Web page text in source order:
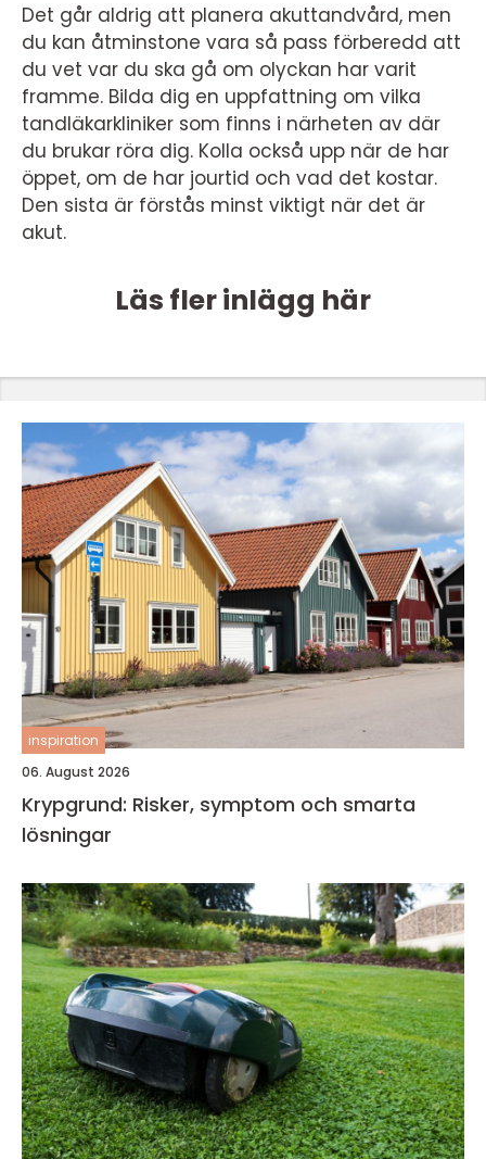
Det går aldrig att planera akuttandvård, men
du kan åtminstone vara så pass förberedd att
du vet var du ska gå om olyckan har varit
framme. Bilda dig en uppfattning om vilka
tandläkarkliniker som finns i närheten av där
du brukar röra dig. Kolla också upp när de har
öppet, om de har jourtid och vad det kostar.
Den sista är förstås minst viktigt när det är
akut.
Läs fler inlägg här
inspiration
06. August 2026
Krypgrund: Risker, symptom och smarta
lösningar